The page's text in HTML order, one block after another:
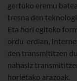
gertuko eremu
tresna den
Eta hori egiteko
ordu-erdian,
den transmititzen
nahasiz
horietako arazoak.